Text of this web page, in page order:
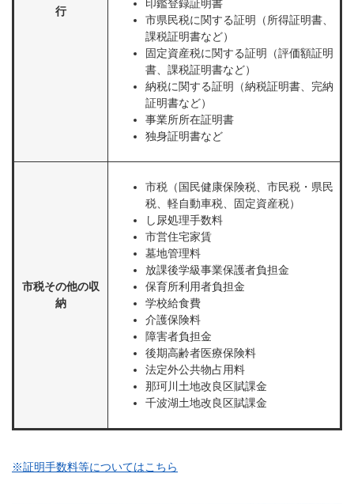
行
印鑑登録証明書
市県民税に関する証明（所得証明書、
課税証明書など）
固定資産税に関する証明（評価額証明
書、課税証明書など）
納税に関する証明（納税証明書、完納
証明書など）
事業所所在証明書
独身証明書など
市税その他の収
納
市税（国民健康保険税、市民税・県民
税、軽自動車税、固定資産税）
し尿処理手数料
市営住宅家賃
墓地管理料
放課後学級事業保護者負担金
保育所利用者負担金
学校給食費
介護保険料
障害者負担金
後期高齢者医療保険料
法定外公共物占用料
那珂川土地改良区賦課金
千波湖土地改良区賦課金
※証明手数料等についてはこちら